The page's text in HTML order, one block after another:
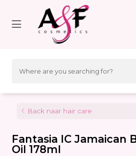
Back naar hair care
Fantasia IC Jamaican
Oil 178ml